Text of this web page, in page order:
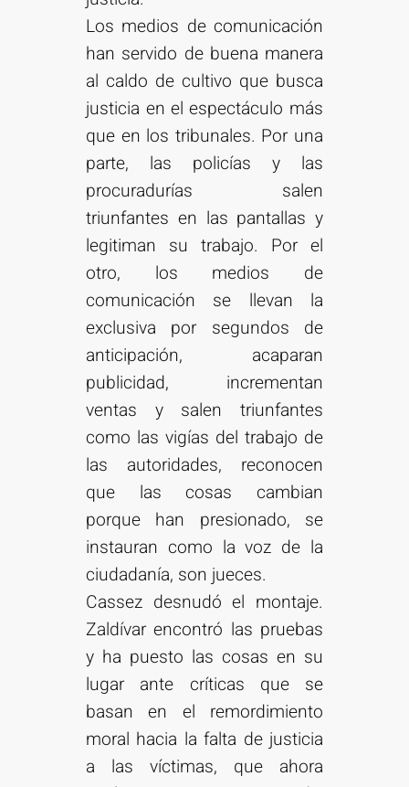
Los medios de comunicación
han servido de buena manera
al caldo de cultivo que busca
justicia en el espectáculo más
que en los tribunales. Por una
parte, las policías y las
procuradurías salen
triunfantes en las pantallas y
legitiman su trabajo. Por el
otro, los medios de
comunicación se llevan la
exclusiva por segundos de
anticipación, acaparan
publicidad, incrementan
ventas y salen triunfantes
como las vigías del trabajo de
las autoridades, reconocen
que las cosas cambian
porque han presionado, se
instauran como la voz de la
ciudadanía, son jueces.
Cassez desnudó el montaje.
Zaldívar encontró las pruebas
y ha puesto las cosas en su
lugar ante críticas que se
basan en el remordimiento
moral hacia la falta de justicia
a las víctimas, que ahora